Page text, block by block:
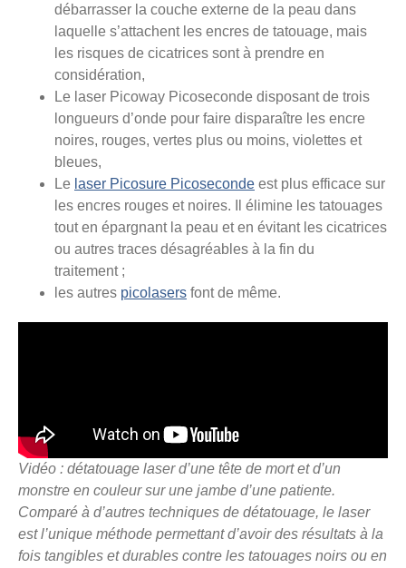
débarrasser la couche externe de la peau dans
laquelle s’attachent les encres de tatouage, mais
les risques de cicatrices sont à prendre en
considération,
Le laser Picoway Picoseconde disposant de trois
longueurs d’onde pour faire disparaître les encre
noires, rouges, vertes plus ou moins, violettes et
bleues,
Le laser Picosure Picoseconde est plus efficace sur
les encres rouges et noires. Il élimine les tatouages
tout en épargnant la peau et en évitant les cicatrices
ou autres traces désagréables à la fin du
traitement ;
les autres picolasers font de même.
Vidéo : détatouage laser d’une tête de mort et d’un
monstre en couleur sur une jambe d’une patiente.
Comparé à d’autres techniques de détatouage, le laser
est l’unique méthode permettant d’avoir des résultats à la
fois tangibles et durables contre les tatouages noirs ou en